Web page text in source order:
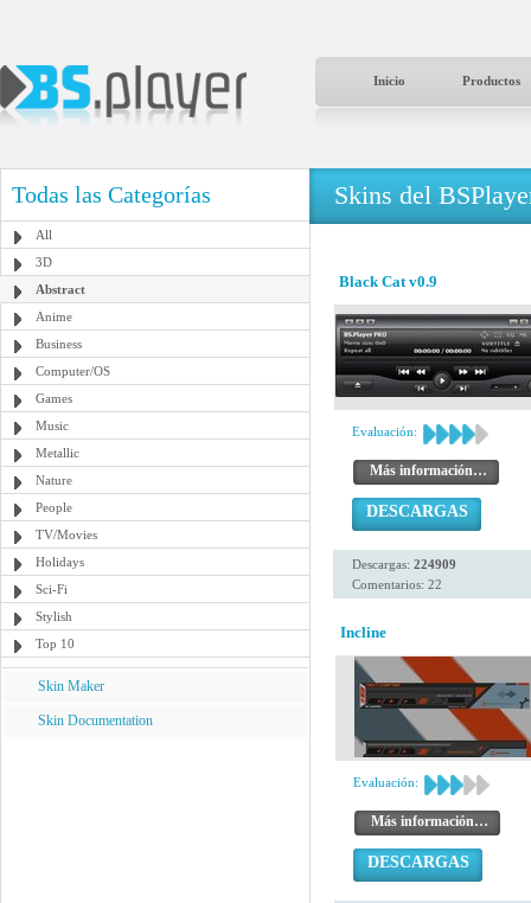
Inicio Productos
Todas las Categorías
All
3D
Abstract
Anime
Business
Computer/OS
Games
Music
Metallic
Nature
People
TV/Movies
Holidays
Sci-Fi
Stylish
Top 10
Skin Maker
Skin Documentation
Skins del
Black Cat v0.9
Evaluación:
Más información…
DESCARGAS
Descargas: 224909
Comentarios: 22
Incline
Evaluación:
Más información…
DESCARGAS